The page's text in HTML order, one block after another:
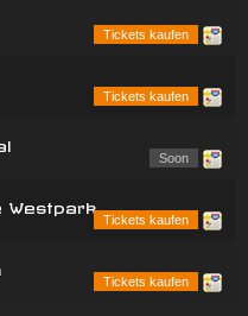
Tickets kaufen
Tickets kaufen
Soon
Westpark
Tickets kaufen
Tickets kaufen